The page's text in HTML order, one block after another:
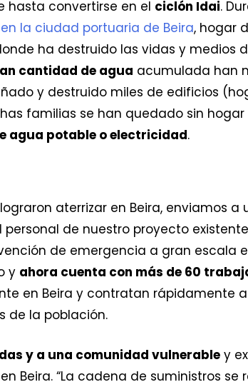
hasta convertirse en el ciclón Idai.
la ciudad portuaria de Beira, hogar
ha destruido las vidas y medios
cantidad de agua acumulada han
y destruido miles de edificios
familias se han quedado sin
agua potable o electricidad.
aterrizar en Beira, enviamos a
de nuestro proyecto
de emergencia a gran escala
y ahora cuenta con más de 60
en Beira y contratan rápidamente a
de la población.
y a una comunidad vulnerable y
Beira. “La cadena de suministros se